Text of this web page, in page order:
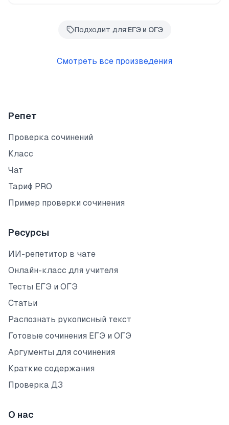
Подходит для:ЕГЭ и ОГЭ
Смотреть все произведения
Репет
Проверка сочинений
Класс
Чат
Тариф PRO
Пример проверки сочинения
Ресурсы
ИИ-репетитор в чате
Онлайн-класс для учителя
Тесты ЕГЭ и ОГЭ
Статьи
Распознать рукописный текст
Готовые сочинения ЕГЭ и ОГЭ
Аргументы для сочинения
Краткие содержания
Проверка ДЗ
О нас